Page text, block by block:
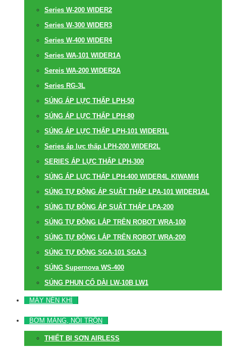
Series W-200 WIDER2
Series W-300 WIDER3
Series W-400 WIDER4
Series WA-101 WIDER1A
Sereis WA-200 WIDER2A
Series RG-3L
SÚNG ÁP LỰC THẤP LPH-50
SÚNG ÁP LỰC THẤP LPH-80
SÚNG ÁP LỰC THẤP LPH-101 WIDER1L
Series áp lực thấp LPH-200 WIDER2L
SERIES ÁP LỰC THẤP LPH-300
SÚNG ÁP LỰC THẤP LPH-400 WIDER4L KIWAMI4
SÚNG TỰ ĐỘNG ÁP SUẤT THẤP LPA-101 WIDER1AL
SÚNG TỰ ĐỘNG ÁP SUẤT THẤP LPA-200
SÚNG TỰ ĐỘNG LẮP TRÊN ROBOT WRA-100
SÚNG TỰ ĐỘNG LẮP TRÊN ROBOT WRA-200
SÚNG TỰ ĐỘNG SGA-101 SGA-3
SÚNG Supernova WS-400
SÚNG PHUN CỔ DÀI LW-10B LW1
MÁY NÉN KHÍ
BƠM MÀNG, NỒI TRỘN
THIẾT BỊ SƠN AIRLESS